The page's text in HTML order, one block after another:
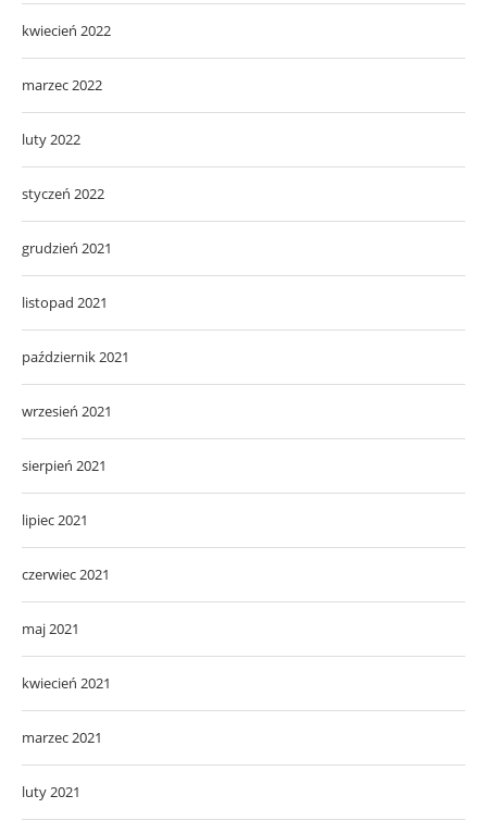
kwiecień 2022
marzec 2022
luty 2022
styczeń 2022
grudzień 2021
listopad 2021
październik 2021
wrzesień 2021
sierpień 2021
lipiec 2021
czerwiec 2021
maj 2021
kwiecień 2021
marzec 2021
luty 2021